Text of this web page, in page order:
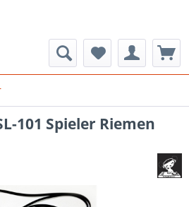
101 Spieler Riemen